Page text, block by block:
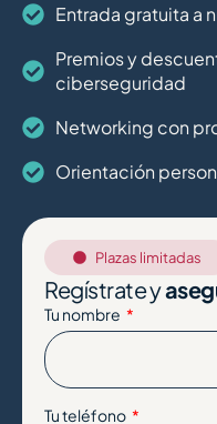
Entrada gratuita a
Premios y
ciberseguridad
Networking con
Orientación
Plazas limitadas
Regístrate y
Tu nombre
Tu teléfono